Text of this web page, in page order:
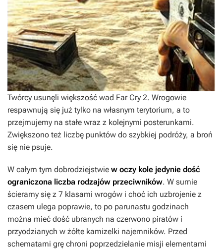
Twórcy usunęli większość wad Far Cry 2. Wrogowie
respawnują się już tylko na własnym terytorium, a to
przejmujemy na stałe wraz z kolejnymi posterunkami.
Zwiększono też liczbę punktów do szybkiej podróży, a broń
się nie psuje.
W całym tym dobrodziejstwie w oczy kole jedynie dość
ograniczona liczba rodzajów przeciwników. W sumie
ścieramy się z 7 klasami wrogów i choć ich uzbrojenie z
czasem ulega poprawie, to po parunastu godzinach
można mieć dość ubranych na czerwono piratów i
przyodzianych w żółte kamizelki najemników. Przed
schematami grę chroni poprzedzielanie misji elementami